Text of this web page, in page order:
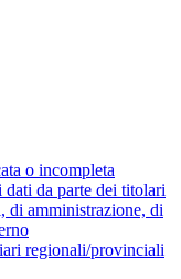
o incompleta
dati da parte dei titolari
di amministrazione, di
regionali/provinciali